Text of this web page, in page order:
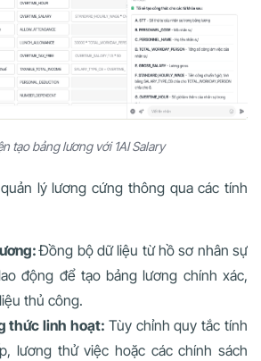
tạo bảng lương với 1AI Salary
lý lương cứng thông qua các tính
Đồng bộ dữ liệu từ hồ sơ nhân sự
động để tạo bảng lương chính xác,
thủ công.
thức linh hoạt: Tùy chỉnh quy tắc tính
lương thử việc hoặc các chính sách